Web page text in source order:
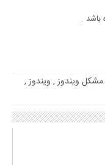
مشکل ویندوز, ویندوز,